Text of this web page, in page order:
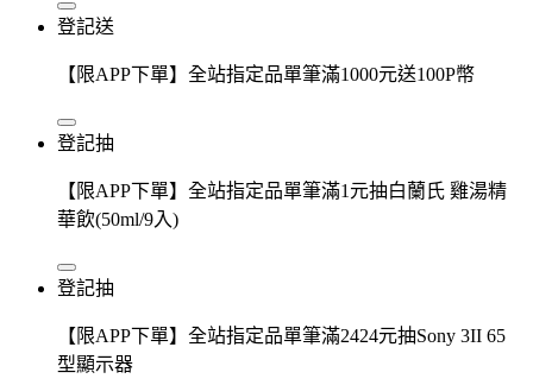
登記送
【限APP下單】全站指定品單筆滿1000元送100P幣
登記抽
【限APP下單】全站指定品單筆滿1元抽白蘭氏 雞湯精
華飲(50ml/9入)
登記抽
【限APP下單】全站指定品單筆滿2424元抽Sony 3II 65
型顯示器